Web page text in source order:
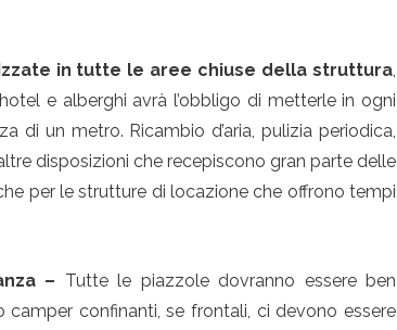
in tutte le aree chiuse della struttura,
e alberghi avrà l’obbligo di metterle in ogni
di un metro. Ricambio d’aria, pulizia periodica,
disposizioni che recepiscono gran parte delle
per le strutture di locazione che offrono tempi
– Tutte le piazzole dovranno essere ben
confinanti, se frontali, ci devono essere